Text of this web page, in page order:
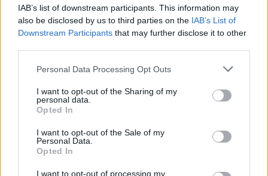
IAB’s list of downstream participants. This information may
also be disclosed by us to third parties on the IAB’s List of
Downstream Participants that may further disclose it to other
Please note that this website/app uses one or more Google
not limited to your visit or usage behaviour. You may click to
grant or deny consent to Google and its third-party tags to
use your data for below specified purposes in below Google
consent section.
Personal Data Processing Opt Outs
I want to opt-out of the Sharing of my
personal data.
Opted In
I want to opt-out of the Sale of my
Personal Data.
Opted In
I want to opt-out of processing my